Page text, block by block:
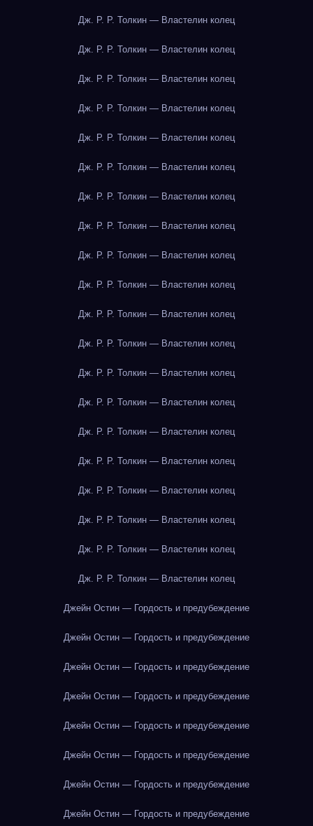
Дж. Р. Р. Толкин — Властелин колец
Дж. Р. Р. Толкин — Властелин колец
Дж. Р. Р. Толкин — Властелин колец
Дж. Р. Р. Толкин — Властелин колец
Дж. Р. Р. Толкин — Властелин колец
Дж. Р. Р. Толкин — Властелин колец
Дж. Р. Р. Толкин — Властелин колец
Дж. Р. Р. Толкин — Властелин колец
Дж. Р. Р. Толкин — Властелин колец
Дж. Р. Р. Толкин — Властелин колец
Дж. Р. Р. Толкин — Властелин колец
Дж. Р. Р. Толкин — Властелин колец
Дж. Р. Р. Толкин — Властелин колец
Дж. Р. Р. Толкин — Властелин колец
Дж. Р. Р. Толкин — Властелин колец
Дж. Р. Р. Толкин — Властелин колец
Дж. Р. Р. Толкин — Властелин колец
Дж. Р. Р. Толкин — Властелин колец
Дж. Р. Р. Толкин — Властелин колец
Дж. Р. Р. Толкин — Властелин колец
Джейн Остин — Гордость и предубеждение
Джейн Остин — Гордость и предубеждение
Джейн Остин — Гордость и предубеждение
Джейн Остин — Гордость и предубеждение
Джейн Остин — Гордость и предубеждение
Джейн Остин — Гордость и предубеждение
Джейн Остин — Гордость и предубеждение
Джейн Остин — Гордость и предубеждение